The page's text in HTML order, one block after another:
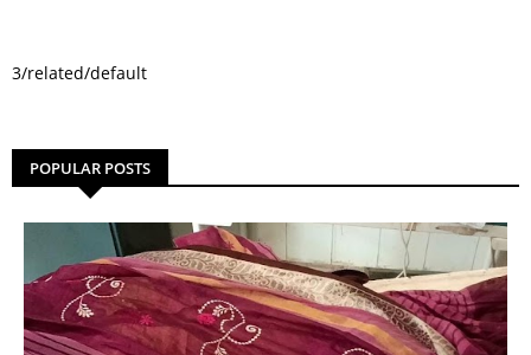
3/related/default
POPULAR POSTS